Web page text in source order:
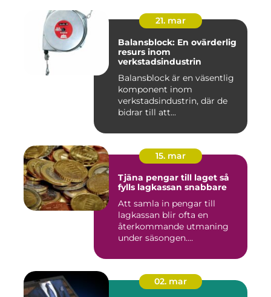
21. mar
Balansblock: En ovärderlig
resurs inom
verkstadsindustrin
Balansblock är en väsentlig
komponent inom
verkstadsindustrin, där de
bidrar till att...
15. mar
Tjäna pengar till laget så
fylls lagkassan snabbare
Att samla in pengar till
lagkassan blir ofta en
återkommande utmaning
under säsongen.
02. mar